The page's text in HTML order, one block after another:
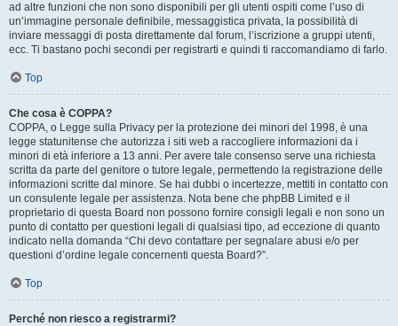
ad altre funzioni che non sono disponibili per gli utenti ospiti come l’uso di
un’immagine personale definibile, messaggistica privata, la possibilità di
inviare messaggi di posta direttamente dal forum, l’iscrizione a gruppi utenti,
ecc. Ti bastano pochi secondi per registrarti e quindi ti raccomandiamo di farlo.
Top
Che cosa è COPPA?
COPPA, o Legge sulla Privacy per la protezione dei minori del 1998, è una
legge statunitense che autorizza i siti web a raccogliere informazioni da i
minori di età inferiore a 13 anni. Per avere tale consenso serve una richiesta
scritta da parte del genitore o tutore legale, permettendo la registrazione delle
informazioni scritte dal minore. Se hai dubbi o incertezze, mettiti in contatto con
un consulente legale per assistenza. Nota bene che phpBB Limited e il
proprietario di questa Board non possono fornire consigli legali e non sono un
punto di contatto per questioni legali di qualsiasi tipo, ad eccezione di quanto
indicato nella domanda “Chi devo contattare per segnalare abusi e/o per
questioni d’ordine legale concernenti questa Board?”.
Top
Perché non riesco a registrarmi?